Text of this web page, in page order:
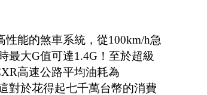
能的煞車系統，從100km/h急
最大G值可達1.4G！至於超級
高速公路平均油耗為
對於花得起七千萬台幣的消費